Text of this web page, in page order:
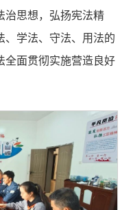
治思想，弘扬宪法精
、学法、守法、用法的
全面贯彻实施营造良好